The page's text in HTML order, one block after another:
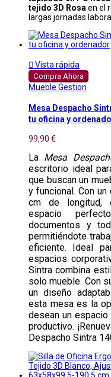
tejido 3D Rosa en el
largas jornadas
 Vista rápida
Compra Ahora
Mueble Gestion
Mesa Despacho
tu oficina y
99,90 €
La Mesa
escritorio ideal
que buscan un
y funcional. Con
cm de longitud,
espacio
documentos y
permitiéndote
eficiente. Ideal
espacios
Sintra combina
solo mueble. Con
un diseño
esta mesa es la
desean un
productivo.
Despacho Sintra